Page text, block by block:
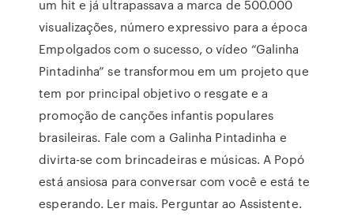
um hit e já ultrapassava a marca de 500.000
visualizações, número expressivo para a época
Empolgados com o sucesso, o vídeo “Galinha
Pintadinha” se transformou em um projeto que
tem por principal objetivo o resgate e a
promoção de canções infantis populares
brasileiras. Fale com a Galinha Pintadinha e
divirta-se com brincadeiras e músicas. A Popó
está ansiosa para conversar com você e está te
esperando. Ler mais. Perguntar ao Assistente.